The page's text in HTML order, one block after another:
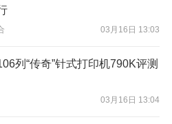
03月16日 13:03
列“传奇”针式打印机790K评测
03月16日 13:04